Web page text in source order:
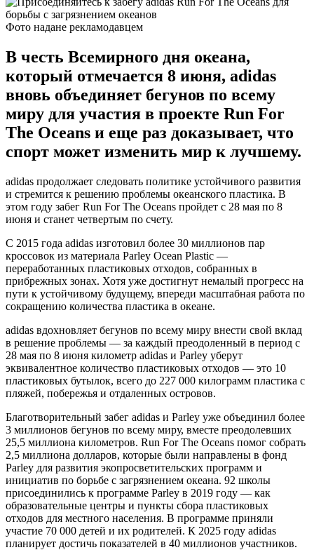
Фото надане рекламодавцем
В честь Всемирного дня океана,
который отмечается 8 июня, adidas
вновь объединяет бегунов по всему
миру для участия в проекте Run For
The Oceans и еще раз доказывает, что
спорт может изменить мир к лучшему.
adidas продолжает следовать политике устойчивого развития
и стремится к решению проблемы океанского пластика. В
этом году забег Run For The Oceans пройдет с 28 мая по 8
июня и станет четвертым по счету.
С 2015 года adidas изготовил более 30 миллионов пар
кроссовок из материала Parley Ocean Plastic —
переработанных пластиковых отходов, собранных в
прибрежных зонах. Хотя уже достигнут немалый прогресс на
пути к устойчивому будущему, впереди масштабная работа по
сокращению количества пластика в океане.
adidas вдохновляет бегунов по всему миру внести свой вклад
в решение проблемы — за каждый преодоленный в период с
28 мая по 8 июня километр adidas и Parley уберут
эквивалентное количество пластиковых отходов — это 10
пластиковых бутылок, всего до 227 000 килограмм пластика с
пляжей, побережья и отдаленных островов.
Благотворительный забег adidas и Parley уже объединил более
3 миллионов бегунов по всему миру, вместе преодолевших
25,5 миллиона километров. Run For The Oceans помог собрать
2,5 миллиона долларов, которые были направлены в фонд
Parley для развития экопросветительских программ и
инициатив по борьбе с загрязнением океана. 92 школы
присоединились к программе Parley в 2019 году — как
образовательные центры и пункты сбора пластиковых
отходов для местного населения. В программе приняли
участие 70 000 детей и их родителей. К 2025 году adidas
планирует достичь показателей в 40 миллионов участников.